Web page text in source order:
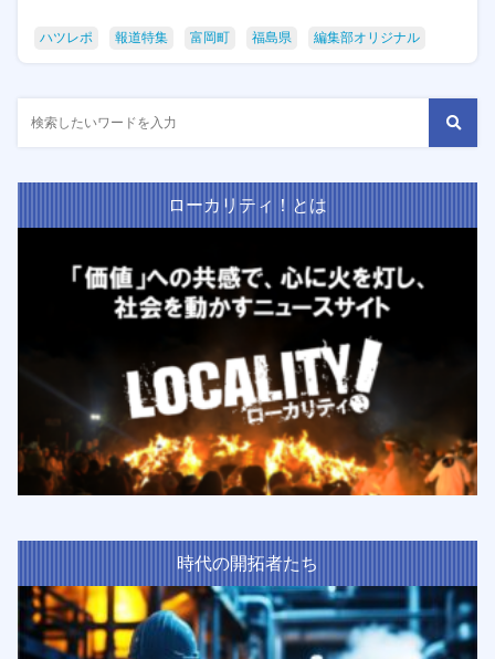
ハツレポ 報道特集 富岡町 福島県 編集部オリジナル
ローカリティ！とは
時代の開拓者たち